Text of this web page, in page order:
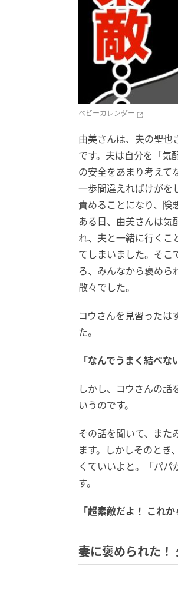
ベビーカレンダー
由美さんは、夫の聖也
です。夫は自分を「気
の安全をあまり考えて
一歩間違えればけがを
責めることになり、険
ある日、由美さんは気
れ、夫と一緒に行くこ
てしまいました。そこ
ろ、みんなから褒め
散々でした。
コウさんを見習ったは
た。
「なんでうまく結べ
しかし、コウさんの話
いうのです。
その話を聞いて、また
ます。しかしそのとき
くていいよと。「パパ
す。
「超素敵だよ！ これ
妻に褒められた